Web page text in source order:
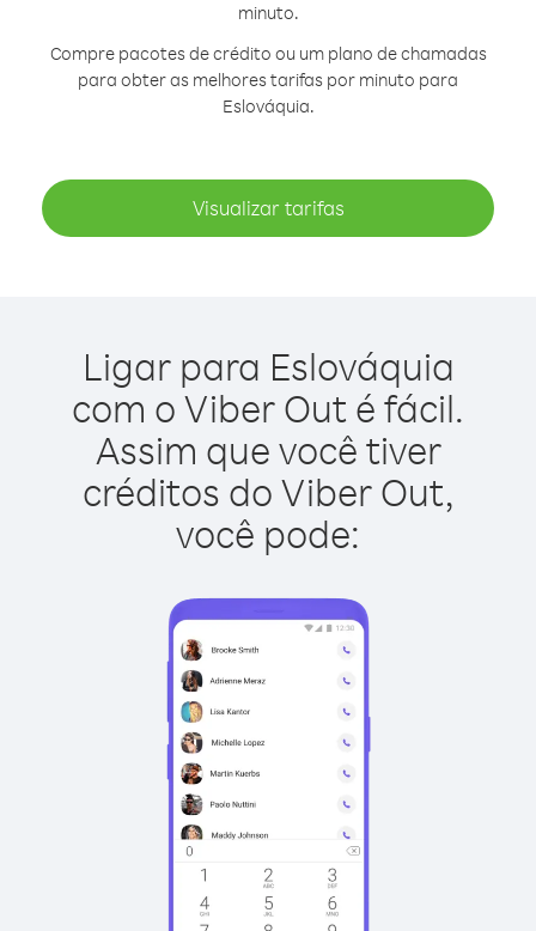
minuto.
Compre pacotes de crédito ou um plano de chamadas
para obter as melhores tarifas por minuto para
Eslováquia.
Visualizar tarifas
Ligar para Eslováquia
com o Viber Out é fácil.
Assim que você tiver
créditos do Viber Out,
você pode: